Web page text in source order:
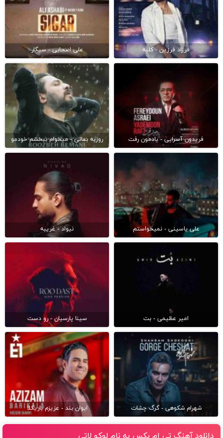
فرزاد فرزین - کلبه علی اصحابی - سیگار
فریدون آسرایی - یادمون رفت روزبه بمانی - میخوام ببخشم خودمو
علی یاسینی - نمیخواستم نیواد - غریبه
امیر عظیمی - بت سینا پارسیان - رو دست
شهرام شکوهی - گرگ چشات ایوان بند - عزیزم باریکلا